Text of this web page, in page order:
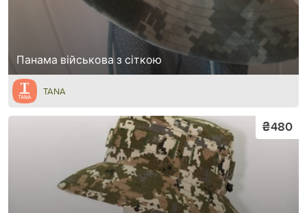
Панама військова з сіткою
TANA
₴480